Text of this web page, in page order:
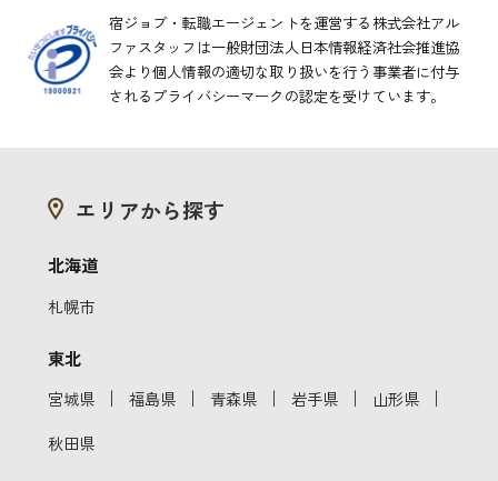
宿ジョブ・転職エージェントを運営する株式会社アル
ファスタッフは一般財団法人日本情報経済社会推進協
会より個人情報の適切な取り扱いを行う事業者に付与
されるプライバシーマークの認定を受けています。
エリアから探す
北海道
札幌市
東北
宮城県 ｜ 福島県 ｜ 青森県 ｜ 岩手県 ｜ 山形県 ｜
秋田県